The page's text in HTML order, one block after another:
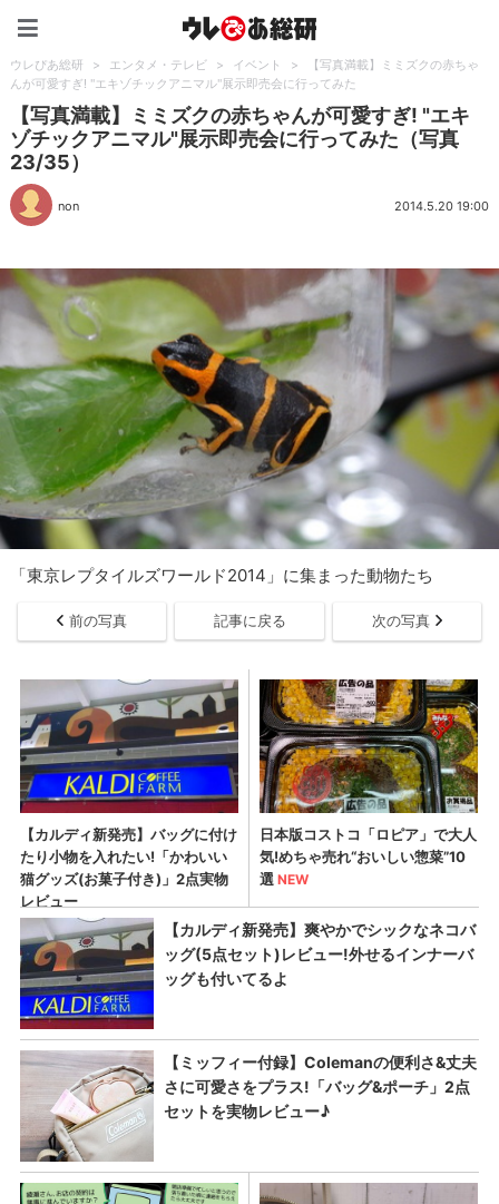
ウレぴあ総研 > エンタメ・テレビ > イベント >
【写真満載】ミミズクの赤ちゃ
んが可愛すぎ! "エキゾチックアニマル"展示即売会に行ってみた
【写真満載】ミミズクの赤ちゃんが可愛すぎ! "エキ
ゾチックアニマル"展示即売会に行ってみた（写真
23/35）
non 2014.5.20 19:00
「東京レプタイルズワールド2014」に集まった動物たち
前の写真 記事に戻る 次の写真